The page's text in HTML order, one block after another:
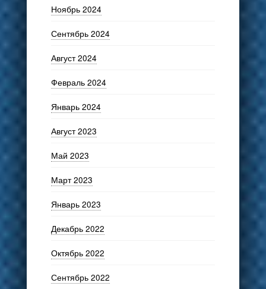
Ноябрь 2024
Сентябрь 2024
Август 2024
Февраль 2024
Январь 2024
Август 2023
Май 2023
Март 2023
Январь 2023
Декабрь 2022
Октябрь 2022
Сентябрь 2022